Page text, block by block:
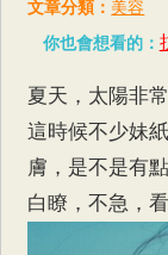
文章分類： 美容
你也會想看的：
夏天，太陽非
這時候不少妹
膚，是不是有
白瞭，不急，